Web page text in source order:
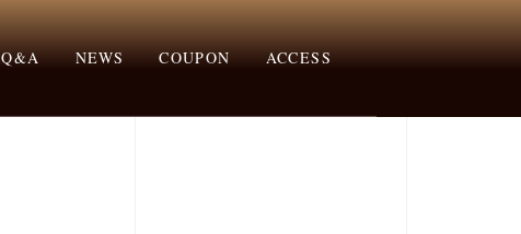
Q&A NEWS COUPON ACCESS